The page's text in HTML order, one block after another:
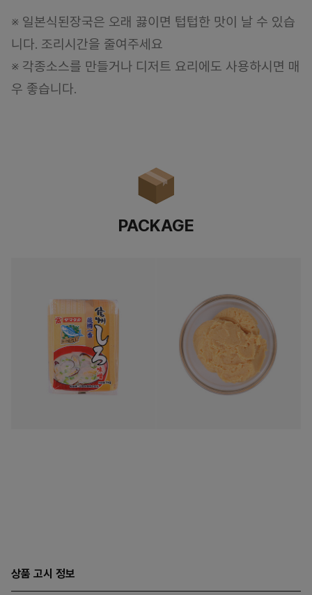
※ 일본식된장국은 오래 끓이면 텁텁한 맛이 날 수 있습
니다. 조리시간을 줄여주세요
※ 각종소스를 만들거나 디저트 요리에도 사용하시면 매
우 좋습니다.
PACKAGE
상품 고시 정보